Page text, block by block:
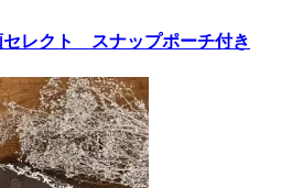
セレクト スナップポーチ付き